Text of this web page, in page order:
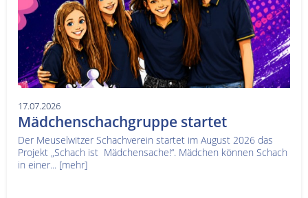
17.07.2026
Mädchenschachgruppe startet
Der Meuselwitzer Schachverein startet im August 2026 das
Projekt „Schach ist Mädchensache!“. Mädchen können Schach
in einer... [mehr]